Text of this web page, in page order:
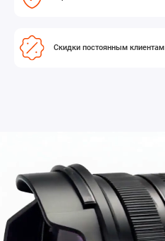
Скидки постоянным клиентам